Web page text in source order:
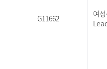
G11662
여